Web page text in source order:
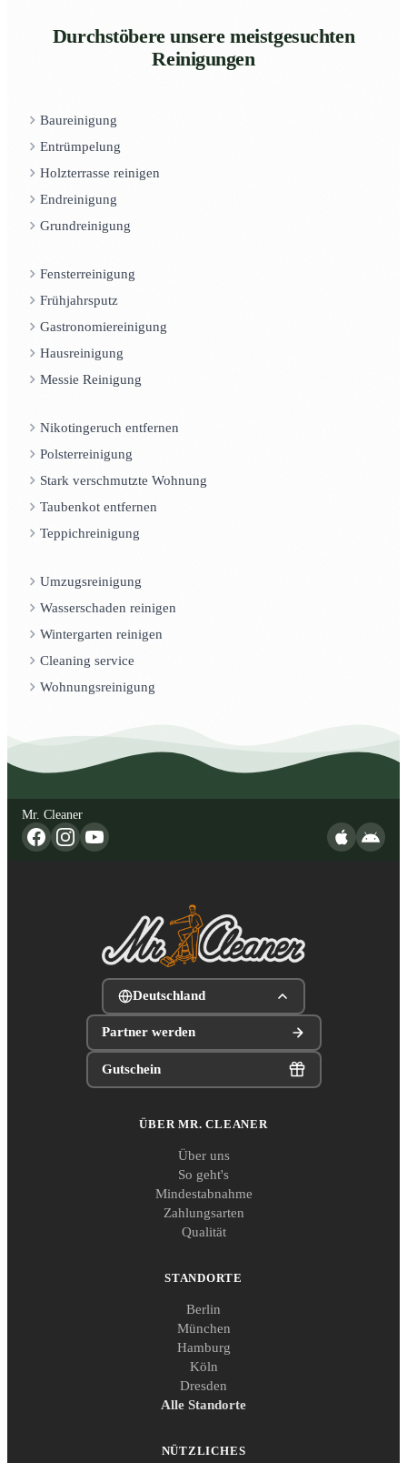
Durchstöbere unsere meistgesuchten
Reinigungen
Baureinigung
Entrümpelung
Holzterrasse reinigen
Endreinigung
Grundreinigung
Fensterreinigung
Frühjahrsputz
Gastronomiereinigung
Hausreinigung
Messie Reinigung
Nikotingeruch entfernen
Polsterreinigung
Stark verschmutzte Wohnung
Taubenkot entfernen
Teppichreinigung
Umzugsreinigung
Wasserschaden reinigen
Wintergarten reinigen
Cleaning service
Wohnungsreinigung
Mr. Cleaner
Deutschland
Partner werden
Gutschein
ÜBER MR. CLEANER
Über uns
So geht's
Mindestabnahme
Zahlungsarten
Qualität
STANDORTE
Berlin
München
Hamburg
Köln
Dresden
Alle Standorte
NÜTZLICHES